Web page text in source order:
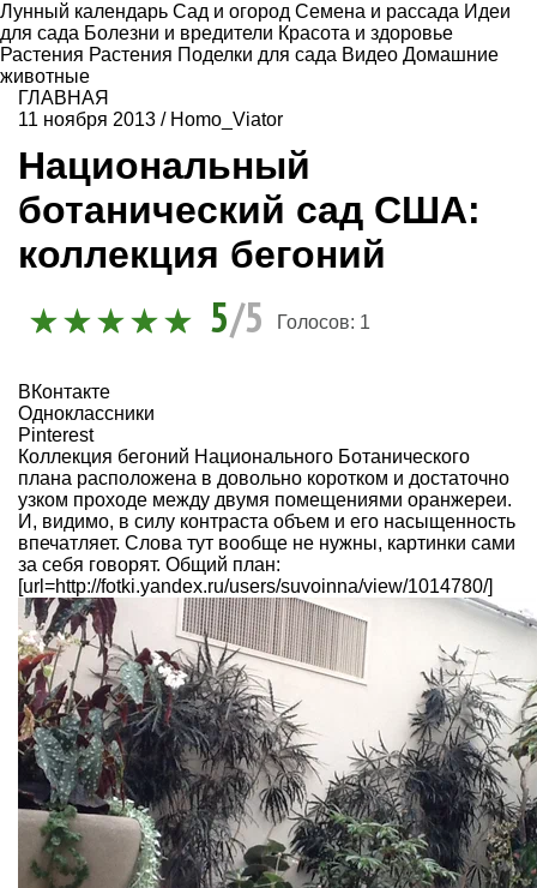
Лунный календарь Сад и огород Семена и рассада Идеи
для сада Болезни и вредители Красота и здоровье
Растения Растения Поделки для сада Видео Домашние
животные
ГЛАВНАЯ
11 ноября 2013 / Homo_Viator
Национальный
ботанический сад США:
коллекция бегоний
5/5 Голосов: 1
ВКонтакте
Одноклассники
Pinterest
Коллекция бегоний Национального Ботанического
плана расположена в довольно коротком и достаточно
узком проходе между двумя помещениями оранжереи.
И, видимо, в силу контраста объем и его насыщенность
впечатляет. Слова тут вообще не нужны, картинки сами
за себя говорят. Общий план:
[url=http://fotki.yandex.ru/users/suvoinna/view/1014780/]